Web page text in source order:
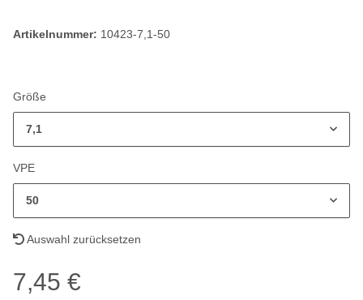
Artikelnummer: 10423-7,1-50
Größe
7,1
VPE
50
Auswahl zurücksetzen
7,45 €